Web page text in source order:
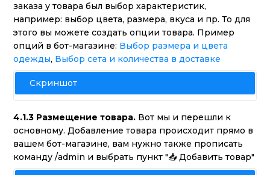
заказа у товара был выбор характеристик,
например: выбор цвета, размера, вкуса и пр. То для
этого вы можете создать опции товара. Пример
опций в бот-магазине: Выбор размера и цвета
одежды, Выбор сета и количества в доставке
Скриншот
4.1.3 Размещение товара. Вот мы и перешли к
основному. Добавление товара происходит прямо в
вашем бот-магазине, вам нужно также прописать
команду /admin и выбрать пункт "📥 Добавить товар"